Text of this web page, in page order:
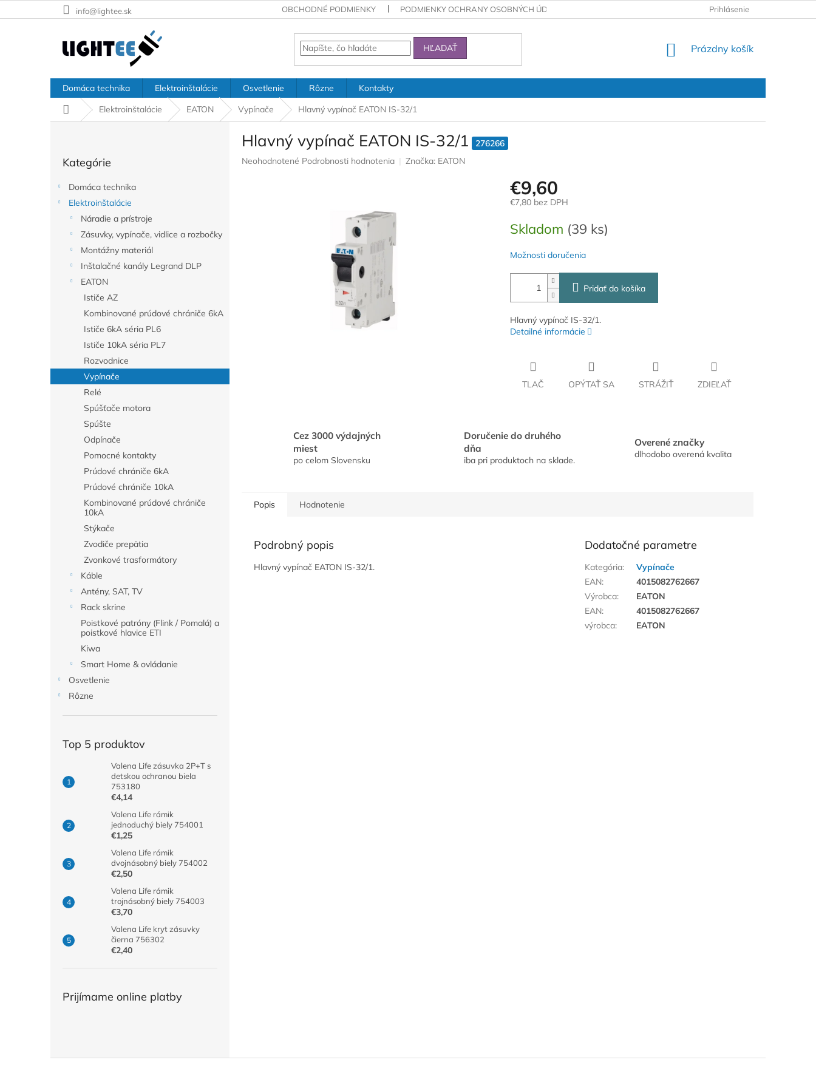
na
info@lightee.sk OBCHODNÉ PODMIENKY PODMIENKY OCHRANY OSOBNÝCH ÚDAJOV Prihlásenie
HĽADAŤ
NÁKUPNÝ
Prázdny košík
Domáca technika Elektroinštalácie Osvetlenie Rôzne
Kontakty
DomovElektroinštalácie EATON Vypínače Hlavný vypínač EATON IS-32/1
kategórie
Kategórie
Domáca technika
Elektroinštalácie
Náradie a prístroje
Zásuvky, vypínače, vidlice a rozbočky
Montážny materiál
Inštalačné kanály Legrand DLP
EATON
Ističe AZ
Kombinované prúdové chrániče 6kA
Ističe 6kA séria PL6
Ističe 10kA séria PL7
Rozvodnice
Vypínače
Relé
Spúšťače motora
Spúšte
Odpínače
Pomocné kontakty
Prúdové chrániče 6kA
Prúdové chrániče 10kA
Kombinované prúdové chrániče
10kA
Stýkače
Zvodiče prepätia
Zvonkové trasformátory
Káble
Antény, SAT, TV
Rack skrine
Poistkové patróny (Flink / Pomalá) a
poistkové hlavice ETI
Kiwa
Smart Home & ovládanie
Osvetlenie
Rôzne
Top 5 produktov
Valena Life zásuvka 2P+T s
detskou ochranou biela
753180
€4,14
Valena Life rámik
jednoduchý biely 754001
€1,25
Valena Life rámik
dvojnásobný biely 754002
€2,50
Valena Life rámik
trojnásobný biely 754003
€3,70
Valena Life kryt zásuvky
čierna 756302
€2,40
Prijímame online platby
Hlavný vypínač EATON IS-32/1
276266
Priemerné
Neohodnotené Podrobnosti hodnotenia Značka: EATON
€9,60
€7,80 bez DPH
cena:
Skladom (39 ks)
Možnosti doručenia
Pridať do košíka
Hlavný vypínač IS-32/1.
Detailné informácie
TLAČ OPÝTAŤ SA STRÁŽIŤ ZDIEĽAŤ
Cez 3000 výdajných
miest
po celom Slovensku
Doručenie do druhého
dňa
iba pri produktoch na sklade.
Overené značky
dlhodobo overená kvalita
Popis Hodnotenie
Podrobný popis
Hlavný vypínač EATON IS-32/1.
Dodatočné parametre
Kategória:
Vypínače
EAN:
4015082762667
Výrobca:
EATON
EAN:
4015082762667
výrobca: EATON